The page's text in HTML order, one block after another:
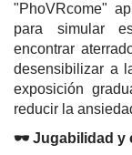
"PhoVRcome"
para simular
encontrar
desensibilizar a
exposición
reducir la
🕶️ Jugabilidad y